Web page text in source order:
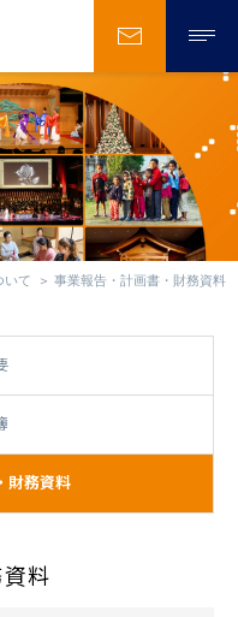
いて 事業報告・計画書・財務資料
財務資料
料